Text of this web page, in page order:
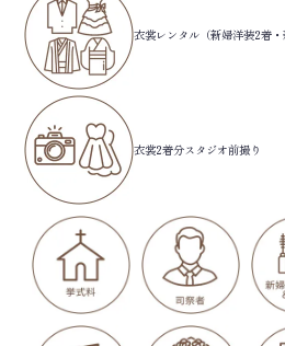
衣裳レンタル（新婦洋装2着・
衣裳2着分スタジオ前撮り